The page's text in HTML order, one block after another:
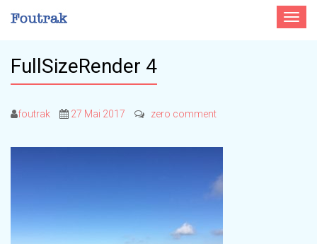
Toggle
FullSizeRender 4
foutrak 27 Mai 2017 zero comment